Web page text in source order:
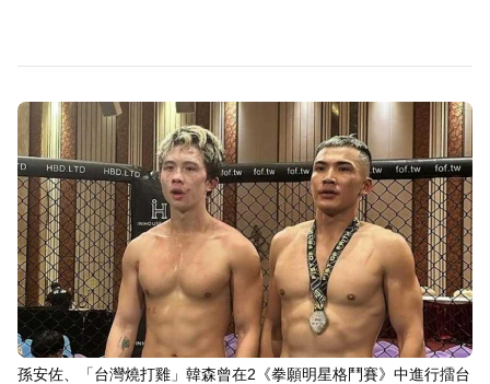
孫安佐、「台灣燒打雞」韓森曾在2《拳願明星格鬥賽》中進行擂台